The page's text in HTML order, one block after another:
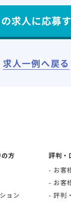
求人一例へ戻る
方
ョン
評判・
お客
お客
評判